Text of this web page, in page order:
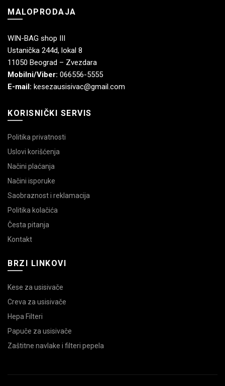
MALOPRODAJA
WIN-BAG shop III
Ustanička 244d, lokal 8
11050 Beograd – Zvezdara
Mobilni/Viber: 066556-5555
E-mail: kesezausisivac@gmail.com
KORISNIČKI SERVIS
Politika privatnosti
Uslovi korišćenja
Načini plaćanja
Načini isporuke
Saobraznost i reklamacija
Politika kolačića
Česta pitanja
Kontakt
BRZI LINKOVI
Kese za usisivače
Creva za usisivače
Hepa Filteri
Papuče za usisivače
Zaštitne navlake i filteri pepela